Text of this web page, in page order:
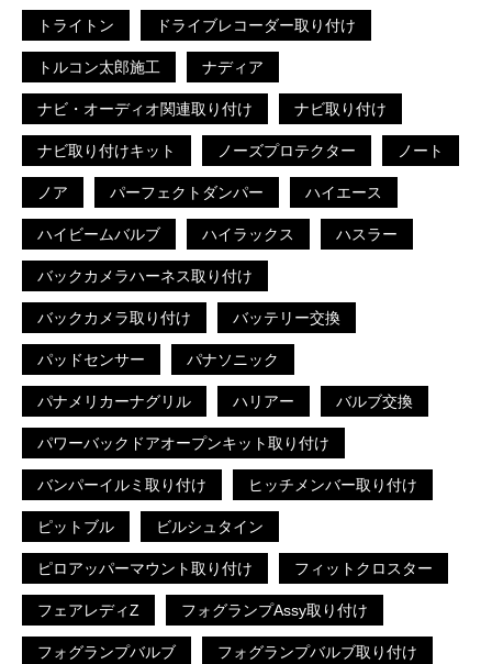
トライトン ドライブレコーダー取り付け
トルコン太郎施工 ナディア
ナビ・オーディオ関連取り付け ナビ取り付け
ナビ取り付けキット ノーズプロテクター ノート
ノア パーフェクトダンパー ハイエース
ハイビームバルブ ハイラックス ハスラー
バックカメラハーネス取り付け
バックカメラ取り付け バッテリー交換
パッドセンサー パナソニック
パナメリカーナグリル ハリアー バルブ交換
パワーバックドアオープンキット取り付け
バンパーイルミ取り付け ヒッチメンバー取り付け
ピットブル ビルシュタイン
ピロアッパーマウント取り付け フィットクロスター
フェアレディZ フォグランプAssy取り付け
フォグランプバルブ フォグランプバルブ取り付け